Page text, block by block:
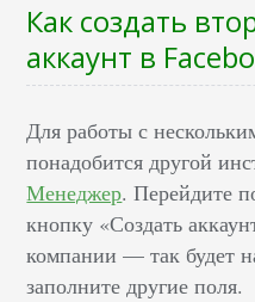
Как создать
аккаунт в
Для работы с
понадобится другой
Менеджер. Перейдите
кнопку «Создать
компании –– так будет
заполните другие поля.